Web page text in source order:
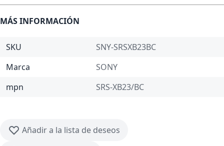
MÁS INFORMACIÓN
SKU
SNY-SRSXB23BC
Marca
SONY
mpn
SRS-XB23/BC
Añadir a la lista de deseos